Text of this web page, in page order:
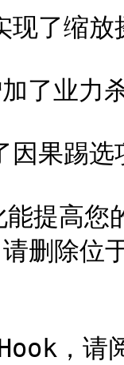
了缩放
了业力
因果踢
提高您
请删除
，请